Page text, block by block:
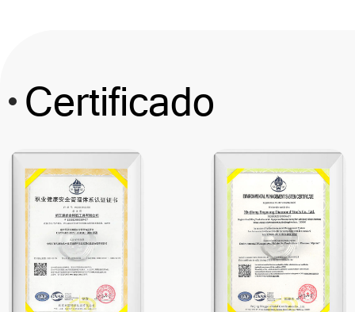
Certificado